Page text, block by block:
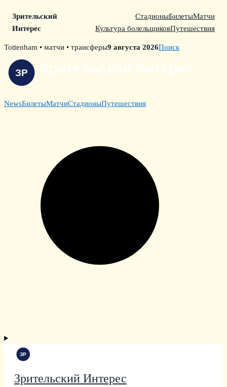
Зрительский
Интерес
СтадионыБилетыМатчи
Культура болельщиковПутешествия
Skip
content
Tottenham • матчи • трансферы9 августа 2026Поиск
NewsБилетыМатчиСтадионыПутешествия
Зрительский Интерес